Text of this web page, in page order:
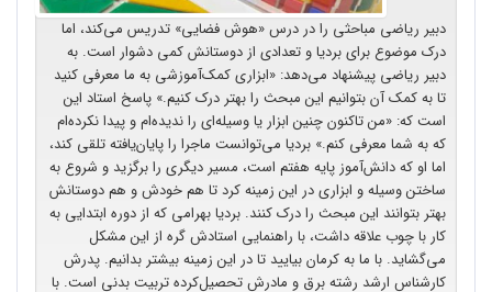
دبیر ریاضی مباحثی را در درس «هوش فضایی» تدریس می‌کند، اما
درک موضوع برای بردیا و تعدادی از دوستانش کمی دشوار است. به
دبیر ریاضی پیشنهاد می‌دهد: «ابزاری کمک‌آموزشی به ما معرفی کنید
تا به کمک آن بتوانیم این مبحث را بهتر درک کنیم.» پاسخ استاد این
است که: «من تاکنون چنین ابزار یا وسیله‌ای را ندیده‌ام و پیدا نکرده‌ام
که به شما معرفی کنم.»‌ بردیا می‌توانست ماجرا را پایان‌یافته تلقی کند،
اما او که دانش‌آموز پایه هفتم است، مسیر دیگری را برگزید و شروع به
ساختن وسیله و ابزاری در این زمینه کرد تا هم خودش و هم دوستانش
بهتر بتوانند این مبحث را درک کنند. بردیا بهرامی که از دوره ابتدایی به
کار با چوب علاقه داشت، با راهنمایی استادش گره از این مشکل
می‌گشاید. با ما به کرمان بیایید تا در این زمینه بیشتر بدانیم. پدرش
کارشناس ارشد رشته برق و مادرش تحصیل‌کرده تربیت بدنی است. با